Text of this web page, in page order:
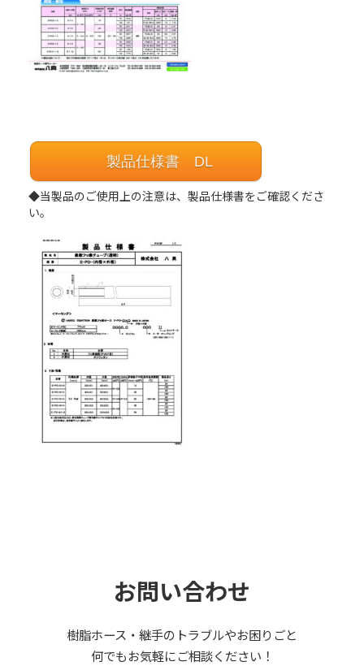
製品仕様書 DL
◆当製品のご使用上の注意は、製品仕様書をご確認くださ
い。
お問い合わせ
樹脂ホース・継手のトラブルやお困りごと
何でもお気軽にご相談ください！